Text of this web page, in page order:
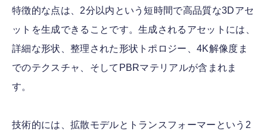
特徴的な点は、2分以内という短時間で高品質な3Dアセ
ットを生成できることです。生成されるアセットには、
詳細な形状、整理された形状トポロジー、4K解像度ま
でのテクスチャ、そしてPBRマテリアルが含まれま
す。
技術的には、拡散モデルとトランスフォーマーという2